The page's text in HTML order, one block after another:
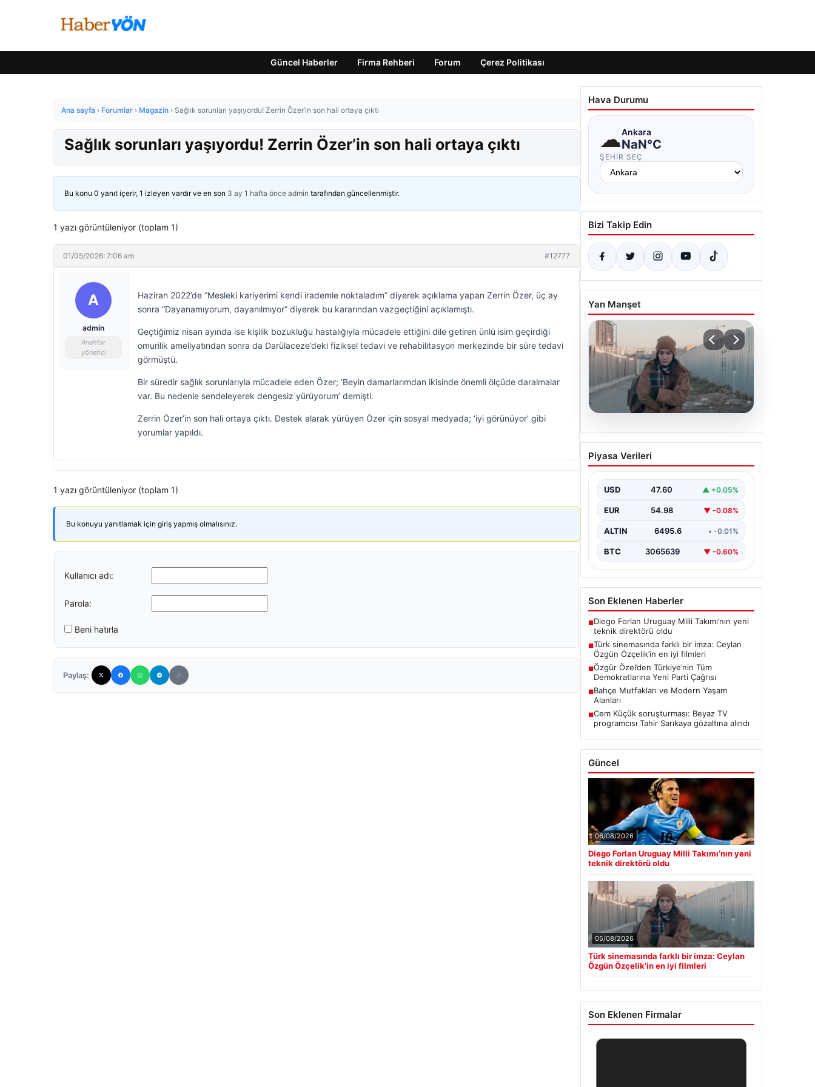
Güncel Haberler Firma Rehberi Forum Çerez Politikası
Ana sayfa › Forumlar › Magazin › Sağlık sorunları yaşıyordu! Zerrin Özer’in son hali ortaya çıktı
Sağlık sorunları yaşıyordu! Zerrin Özer’in son hali ortaya çıktı
Bu konu 0 yanıt içerir, 1 izleyen vardır ve en son 3 ay 1 hafta önce admin tarafından güncellenmiştir.
1 yazı görüntüleniyor (toplam 1)
01/05/2026: 7:06 am #12777
A
admin
Anahtar
yönetici
Haziran 2022’de “Mesleki kariyerimi kendi irademle noktaladım” diyerek açıklama yapan Zerrin Özer, üç ay
sonra “Dayanamıyorum, dayanılmıyor” diyerek bu kararından vazgeçtiğini açıklamıştı.
Geçtiğimiz nisan ayında ise kişilik bozukluğu hastalığıyla mücadele ettiğini dile getiren ünlü isim geçirdiği
omurilik ameliyatından sonra da Darülaceze’deki fiziksel tedavi ve rehabilitasyon merkezinde bir süre tedavi
görmüştü.
Bir süredir sağlık sorunlarıyla mücadele eden Özer; ‘Beyin damarlarımdan ikisinde önemli ölçüde daralmalar
var. Bu nedenle sendeleyerek dengesiz yürüyorum’ demişti.
Zerrin Özer’in son hali ortaya çıktı. Destek alarak yürüyen Özer için sosyal medyada; ‘iyi görünüyor’ gibi
yorumlar yapıldı.
1 yazı görüntüleniyor (toplam 1)
Bu konuyu yanıtlamak için giriş yapmış olmalısınız.
Kullanıcı adı:
Parola:
Beni hatırla
Paylaş:
Hava Durumu
☁Ankara
NaN°C
ŞEHIR SEÇ
Bizi Takip Edin
Yan Manşet
05.08.2026
Türk sinemasında farklı bir
imza: Ceylan Özgün
Piyasa Verileri
USD 47.60 ▲ +0.05%
EUR 54.98 ▼ -0.08%
ALTIN 6495.6 • -0.01%
BTC 3065639 ▼ -0.60%
Son Eklenen Haberler
■Diego Forlan Uruguay Milli Takımı’nın yeni
teknik direktörü oldu
■Türk sinemasında farklı bir imza: Ceylan
Özgün Özçelik’in en iyi filmleri
■Özgür Özel’den Türkiye’nin Tüm
Demokratlarına Yeni Parti Çağrısı
■Bahçe Mutfakları ve Modern Yaşam
Alanları
■Cem Küçük soruşturması: Beyaz TV
programcısı Tahir Sarıkaya gözaltına alındı
Güncel
06/08/2026
Diego Forlan Uruguay Milli Takımı’nın yeni
teknik direktörü oldu
05/08/2026
Türk sinemasında farklı bir imza: Ceylan
Özgün Özçelik’in en iyi filmleri
Son Eklenen Firmalar